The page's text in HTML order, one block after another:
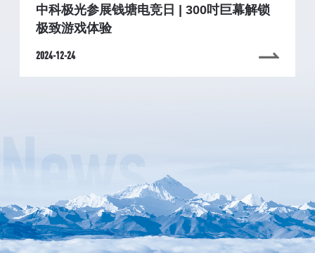
中科极光参展钱塘电竞日 | 300吋巨幕解锁
极致游戏体验
2024-12-24